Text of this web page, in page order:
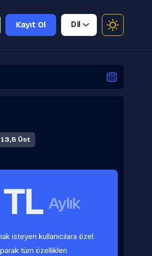
Kayıt Ol Dil
13,5 Üst
Aylık
isteyen kullanıcılara özel
tüm özellikleri